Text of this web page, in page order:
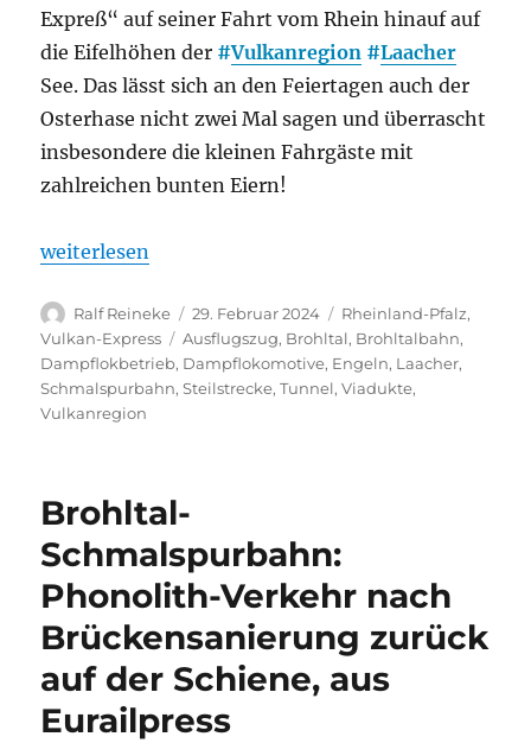
Expreß“ auf seiner Fahrt vom Rhein hinauf auf
die Eifelhöhen der #Vulkanregion #Laacher
See. Das lässt sich an den Feiertagen auch der
Osterhase nicht zwei Mal sagen und überrascht
insbesondere die kleinen Fahrgäste mit
zahlreichen bunten Eiern!
„„Vulkan-Expreß“ startet in die Saison 2024“
weiterlesen
Autor
Ralf Reineke
Veröffentlicht
am
29. Februar 2024 Kategorien
Rheinland-Pfalz,
Vulkan-Express
Schlagwörter
Ausflugszug, Brohltal, Brohltalbahn,
Dampflokbetrieb, Dampflokomotive, Engeln, Laacher,
Schmalspurbahn,Steilstrecke,Tunnel,Viadukte,
Vulkanregion
Brohltal-
Schmalspurbahn:
Phonolith-Verkehr nach
Brückensanierung zurück
auf der Schiene, aus
Eurailpress